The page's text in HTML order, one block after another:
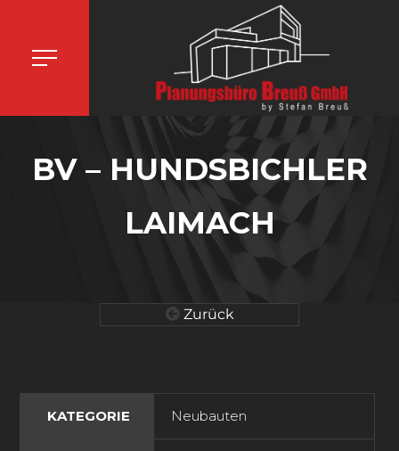
BV – HUNDSBICHLER
LAIMACH
Zurück
KATEGORIE Neubauten